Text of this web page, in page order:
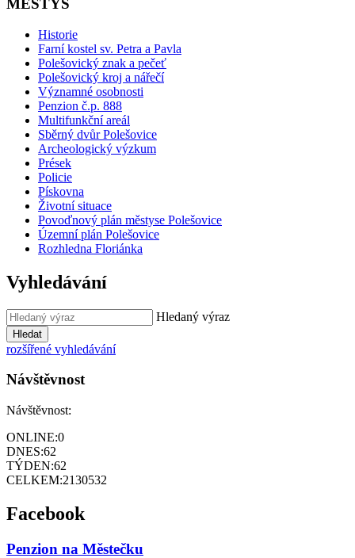
MĚSTYS
Historie
Farní kostel sv. Petra a Pavla
Polešovický znak a pečeť
Polešovický kroj a nářečí
Významné osobnosti
Penzion č.p. 888
Multifunkční areál
Sběrný dvůr Polešovice
Archeologický výzkum
Prések
Policie
Pískovna
Životní situace
Povoďnový plán městyse Polešovice
Územní plán Polešovice
Rozhledna Floriánka
Vyhledávání
Hledaný výraz
Hledat
rozšířené vyhledávání
Návštěvnost
Návštěvnost:
ONLINE:0
DNES:62
TÝDEN:62
CELKEM:2130532
Facebook
Penzion na Městečku